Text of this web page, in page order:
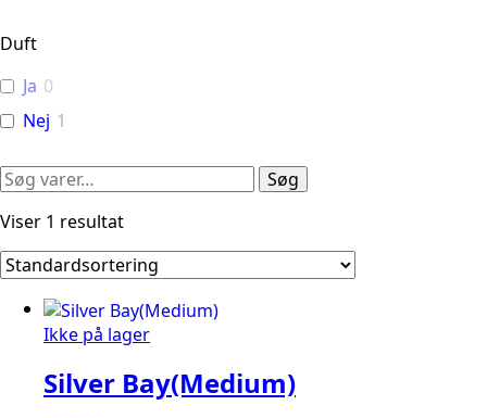
Duft
Ja 0
Nej 1
Søg
Søg
Viser 1 resultat
Ikke på lager
Silver Bay(Medium)